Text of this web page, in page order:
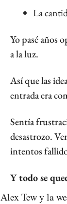
La
Yo pasé años
a la luz.
Así que las
entrada era
Sentía
desastrozo.
intentos
Y todo se
Alex Tew y la